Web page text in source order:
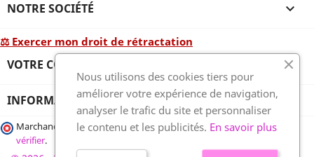
NOTRE SOCIÉTÉ 
⚖ Exercer mon droit de rétractation
VOTRE COMPTE 
INFORMATIONS
Marchand approuvé par la Société des Avis Garantis,cliquez ici pour
vérifier.
Nous utilisons des cookies tiers pour
améliorer votre expérience de navigation,
analyser le trafic du site et personnaliser
le contenu et les publicités. En savoir plus